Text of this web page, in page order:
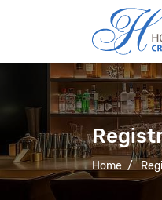
Home /